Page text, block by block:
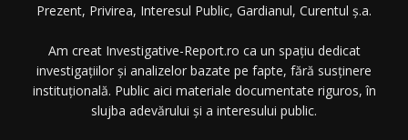
Prezent, Privirea, Interesul Public, Gardianul, Curentul ș.a.
Am creat Investigative-Report.ro ca un spațiu dedicat
investigațiilor și analizelor bazate pe fapte, fără susținere
instituțională. Public aici materiale documentate riguros, în
slujba adevărului și a interesului public.